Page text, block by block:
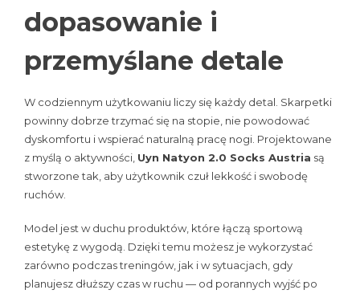
dopasowanie i
przemyślane detale
W codziennym użytkowaniu liczy się każdy detal. Skarpetki
powinny dobrze trzymać się na stopie, nie powodować
dyskomfortu i wspierać naturalną pracę nogi. Projektowane
z myślą o aktywności, Uyn Natyon 2.0 Socks Austria są
stworzone tak, aby użytkownik czuł lekkość i swobodę
ruchów.
Model jest w duchu produktów, które łączą sportową
estetykę z wygodą. Dzięki temu możesz je wykorzystać
zarówno podczas treningów, jak i w sytuacjach, gdy
planujesz dłuższy czas w ruchu — od porannych wyjść po